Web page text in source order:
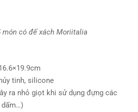
món có đế xách Moriitalia
tinh, silicone
ra nhỏ giọt khi sử dụng đựng các
dấm…)